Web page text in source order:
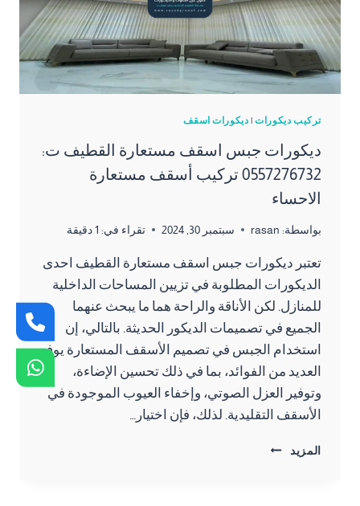
تركيب ديكورات| ديكورات اسقف
ديكورات جبس اسقف مستعارة القطيف ت:
0557276732 تركيب أسقف مستعارة
الاحساء
بواسطة: rasan سبتمبر 30, 2024 تقراء في: دقيقة
تعتبر ديكورات جبس اسقف مستعارة القطيف احدى
الديكورات المطلوبة في تزيين المساحات الداخلية
للمنازل. لكن الأناقة والراحة هما ما يبحث عنهما
الجميع في تصميمات الديكور الحديثة. بالتالي، إن
استخدام الجبس في تصميم الأسقف المستعارة يوفر
العديد من الفوائد، بما في ذلك تحسين الإضاءة،
وتوفير العزل الصوتي، وإخفاء العيوب الموجودة في
الأسقف التقليدية. لذلك، فإن اختيار…
المزيد
ديكورات